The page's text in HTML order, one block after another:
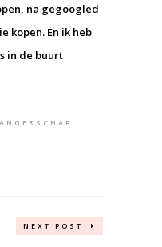
na gegoogled
kopen. En ik heb
in de buurt
NEXT POST